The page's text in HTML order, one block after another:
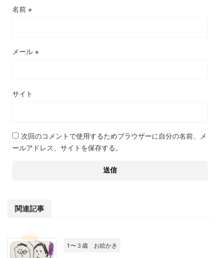
名前 ※
メール ※
サイト
次回のコメントで使用するためブラウザーに自分の名前、メ
ールアドレス、サイトを保存する。
関連記事
1〜３歳 お絵かき